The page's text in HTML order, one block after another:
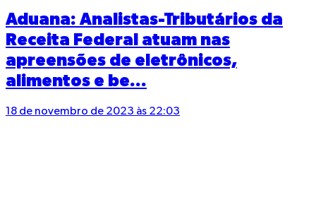
Aduana: Analistas-Tributários da
Receita Federal atuam nas
apreensões de eletrônicos,
alimentos e be...
18 de novembro de 2023 às 22:03